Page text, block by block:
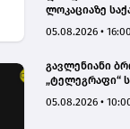
ლოკაციაზე
05.08.2026 • 16:00
გავლენიანი
„ტელეგრაფი“
სტატიების
05.08.2026 •